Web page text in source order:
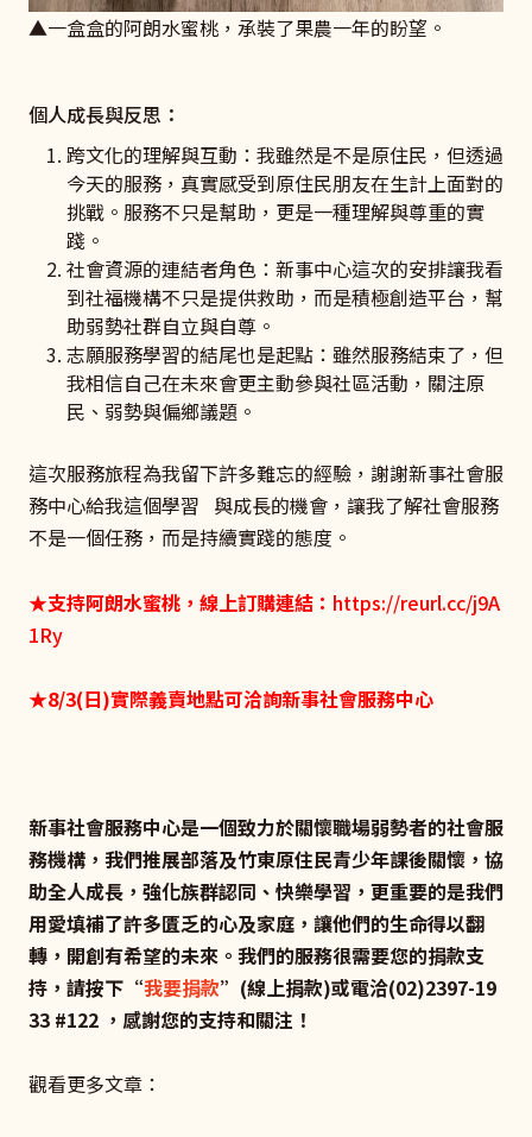
▲一盒盒的阿朗水蜜桃，承裝了果農一年的盼望。
個人成長與反思：
跨文化的理解與互動：我雖然是不是原住民，但透過
今天的服務，真實感受到原住民朋友在生計上面對的
挑戰。服務不只是幫助，更是一種理解與尊重的實
踐。
社會資源的連結者角色：新事中心這次的安排讓我看
到社福機構不只是提供救助，而是積極創造平台，幫
助弱勢社群自立與自尊。
志願服務學習的結尾也是起點：雖然服務結束了，但
我相信自己在未來會更主動參與社區活動，關注原
民、弱勢與偏鄉議題。
這次服務旅程為我留下許多難忘的經驗，謝謝新事社會服
務中心給我這個學習 與成長的機會，讓我了解社會服務
不是一個任務，而是持續實踐的態度。
★支持阿朗水蜜桃，線上訂購連結： https://reurl.cc/j9A
1Ry
★8/3(日)實際義賣地點可洽詢新事社會服務中心
新事社會服務中心是一個致力於關懷職場弱勢者的社會服
務機構，我們推展部落及竹東原住民青少年課後關懷，協
助全人成長，強化族群認同、快樂學習，更重要的是我們
用愛填補了許多匱乏的心及家庭，讓他們的生命得以翻
轉，開創有希望的未來。我們的服務很需要您的捐款支
持，請按下“我要捐款”(線上捐款)或電洽(02)2397-19
33 #122 ，感謝您的支持和關注！
觀看更多文章：